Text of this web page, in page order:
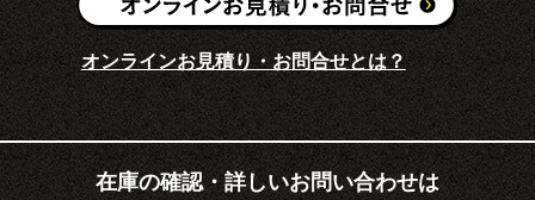
オンラインお見積り・お問合せとは？
在庫の確認・詳しいお問い合わせは